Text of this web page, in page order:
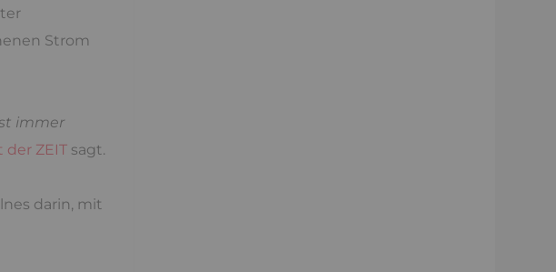
Strom
immer
ZEIT sagt.
darin, mit